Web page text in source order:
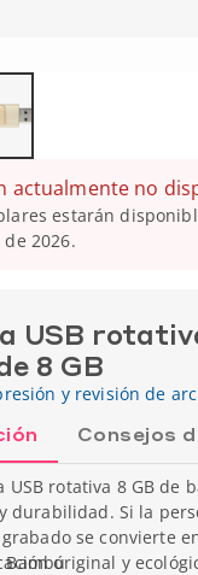
actualmente no
estarán
2026.
USB
8 GB
y revisión de
Consejos
USB rotativa 8 GB de
durabilidad. Si la
se convierte
original y
Bambú